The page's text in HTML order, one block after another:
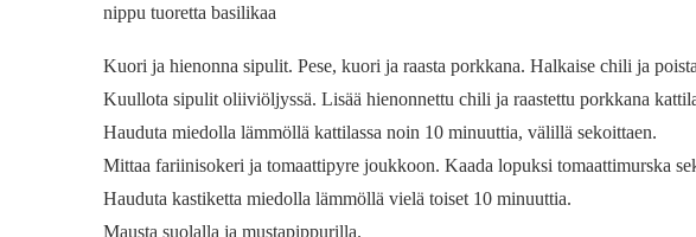
nippu tuoretta basilikaa
Kuori ja hienonna sipulit. Pese, kuori ja raasta porkkana. Halkaise chili ja
Kuullota sipulit oliiviöljyssä. Lisää hienonnettu chili ja raastettu porkkana
Hauduta miedolla lämmöllä kattilassa noin 10 minuuttia, välillä sekoittaen.
Mittaa fariinisokeri ja tomaattipyre joukkoon. Kaada lopuksi tomaattimurska
Hauduta kastiketta miedolla lämmöllä vielä toiset 10 minuuttia.
Mausta suolalla ja mustapippurilla.